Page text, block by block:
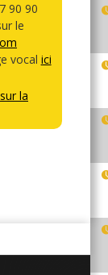
90 90
le
vocal ici
la